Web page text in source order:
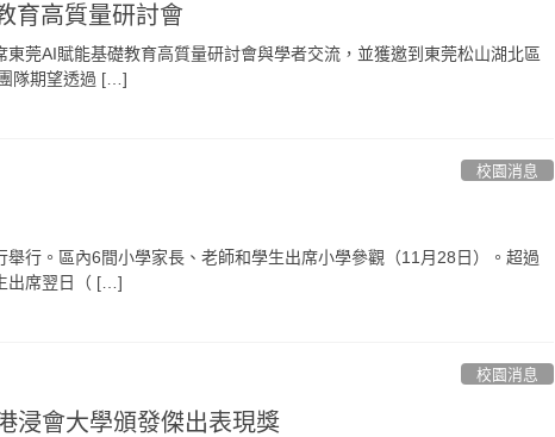
育高質量研討會
東莞AI賦能基礎教育高質量研討會與學者交流，並獲邀到東莞松山湖北區
隊期望透過 […]
校園消息
舉行。區內6間小學家長、老師和學生出席小學參觀（11月28日）。超過
出席翌日（ […]
校園消息
浸會大學頒發傑出表現獎